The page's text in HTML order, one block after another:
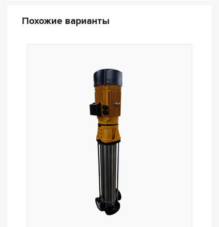
Похожие варианты